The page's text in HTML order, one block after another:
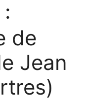
de
Jean